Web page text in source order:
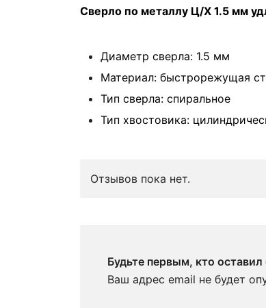
Сверло по металлу Ц/Х 1.5 мм
Диаметр сверла: 1.5 мм
Материал: быстрорежущая
Тип сверла: спиральное
Тип хвостовика:
Отзывов пока нет.
Будьте первым, кто
Ваш адрес email не будет